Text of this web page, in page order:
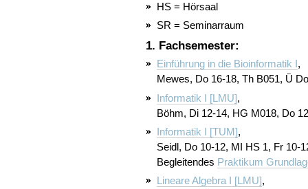
HS = Hörsaal
SR = Seminarraum
1. Fachsemester:
Einführung in die Bioinformatik I,
Mewes, Do 16-18, Th B051, Ü
Informatik I [LMU],
Böhm, Di 12-14, HG M018, Do
Informatik I [TUM],
Seidl, Do 10-12, MI HS 1, Fr 10-
Begleitendes Praktikum
Lineare Algebra I [LMU],